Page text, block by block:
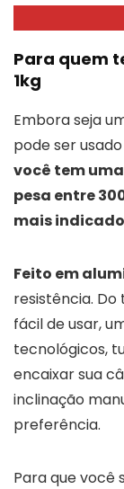
Para quem
1kg
Embora seja
pode ser
você tem
pesa entre
mais
Feito em
resistência.
fácil de usar,
tecnológicos,
encaixar sua
inclinação
preferência.
Para que você